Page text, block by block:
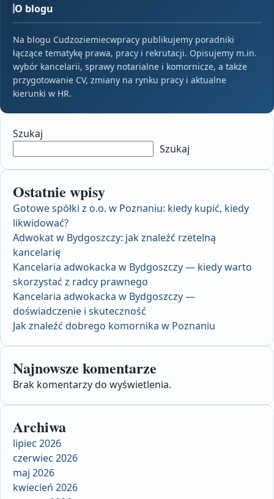
O blogu
Na blogu Cudzoziemiecwpracy publikujemy poradniki
łączące tematykę prawa, pracy i rekrutacji. Opisujemy m.in.
wybór kancelarii, sprawy notarialne i komornicze, a także
przygotowanie CV, zmiany na rynku pracy i aktualne
kierunki w HR.
Szukaj
Szukaj
Ostatnie wpisy
Gotowe spółki z o.o. w Poznaniu: kiedy kupić, kiedy
likwidować?
Adwokat w Bydgoszczy: jak znaleźć rzetelną
kancelarię
Kancelaria adwokacka w Bydgoszczy — kiedy warto
skorzystać z radcy prawnego
Kancelaria adwokacka w Bydgoszczy —
doświadczenie i skuteczność
Jak znaleźć dobrego komornika w Poznaniu
Najnowsze komentarze
Brak komentarzy do wyświetlenia.
Archiwa
lipiec 2026
czerwiec 2026
maj 2026
kwiecień 2026